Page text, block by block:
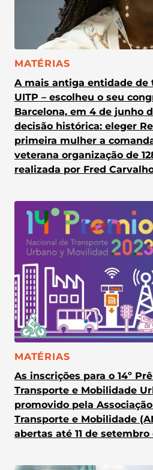
CATEGORIA:
MATÉRIAS
A mais antiga entidade de
UITP – escolheu o seu
Barcelona, em 4 de junho
decisão histórica: eleger
primeira mulher a
veterana organização de
realizada por Fred
CATEGORIA:
MATÉRIAS
As inscrições para o 14º
Transporte e Mobilidade
promovido pela
Transporte e Mobilidade
abertas até 11 de setembro